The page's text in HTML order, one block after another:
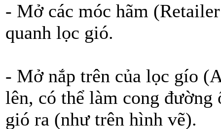
- Mở các móc hãm
quanh lọc gió.
- Mở nắp trên của lọc gío
lên, có thể làm cong
gió ra (như trên hình vẽ).